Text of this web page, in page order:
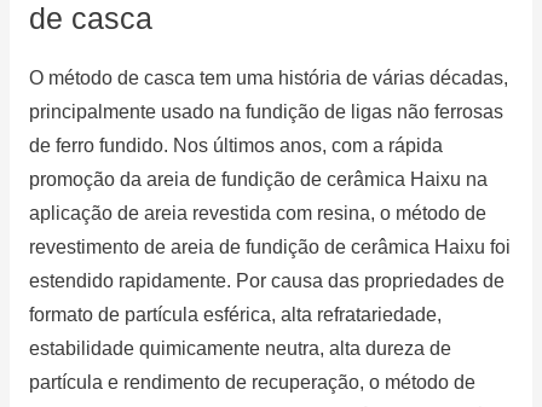
de casca
O método de casca tem uma história de várias décadas,
principalmente usado na fundição de ligas não ferrosas
de ferro fundido. Nos últimos anos, com a rápida
promoção da areia de fundição de cerâmica Haixu na
aplicação de areia revestida com resina, o método de
revestimento de areia de fundição de cerâmica Haixu foi
estendido rapidamente. Por causa das propriedades de
formato de partícula esférica, alta refratariedade,
estabilidade quimicamente neutra, alta dureza de
partícula e rendimento de recuperação, o método de